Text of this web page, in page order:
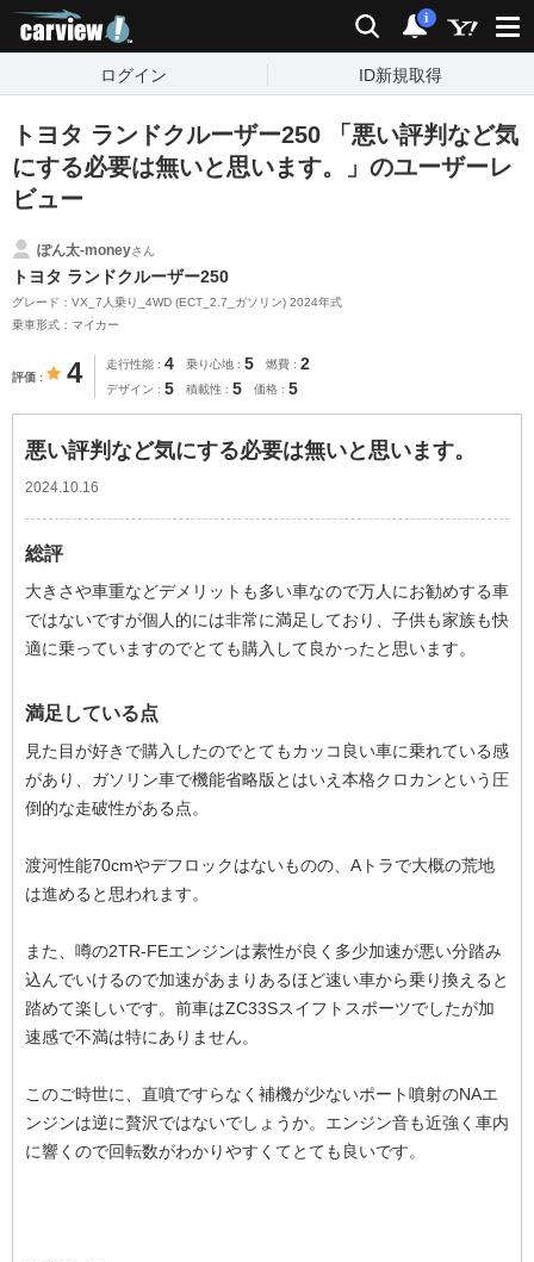
検索 通知
i
ログイン ID新規取得
トヨタ ランドクルーザー250 「悪い評判など気
にする必要は無いと思います。」のユーザーレ
ビュー
ぽん太-moneyさん
トヨタ ランドクルーザー250
グレード：VX_7人乗り_4WD (ECT_2.7_ガソリン) 2024年式
乗車形式：マイカー
評価 4 走行性能 4 乗り心地 5 燃費 2
デザイン 5 積載性 5 価格 5
悪い評判など気にする必要は無いと思います。
2024.10.16
総評
大きさや車重などデメリットも多い車なので万人にお勧めする車
ではないですが個人的には非常に満足しており、子供も家族も快
適に乗っていますのでとても購入して良かったと思います。
満足している点
見た目が好きで購入したのでとてもカッコ良い車に乗れている感
があり、ガソリン車で機能省略版とはいえ本格クロカンという圧
倒的な走破性がある点。
渡河性能70cmやデフロックはないものの、Aトラで大概の荒地
は進めると思われます。
また、噂の2TR-FEエンジンは素性が良く多少加速が悪い分踏み
込んでいけるので加速があまりあるほど速い車から乗り換えると
踏めて楽しいです。前車はZC33Sスイフトスポーツでしたが加
速感で不満は特にありません。
このご時世に、直噴ですらなく補機が少ないポート噴射のNAエ
ンジンは逆に贅沢ではないでしょうか。エンジン音も近強く車内
に響くので回転数がわかりやすくてとても良いです。